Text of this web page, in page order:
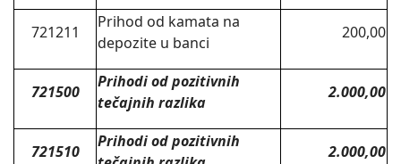
721211
Prihod od kamata na
depozite u banci
200,00
721500
Prihodi od pozitivnih
tečajnih razlika
2.000,00
721510
Prihodi od pozitivnih
2.000,00